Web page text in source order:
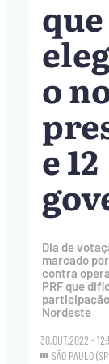
que
o
e 12
Dia de
marcado
contra
PRF que
Nordeste
30.OUT.2022 -
SÃO PAULO